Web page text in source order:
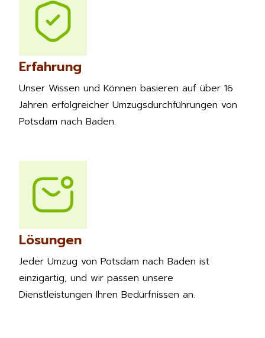
Erfahrung
Unser Wissen und Können basieren auf über 16
Jahren erfolgreicher Umzugsdurchführungen von
Potsdam nach Baden.
Lösungen
Jeder Umzug von Potsdam nach Baden ist
einzigartig, und wir passen unsere
Dienstleistungen Ihren Bedürfnissen an.